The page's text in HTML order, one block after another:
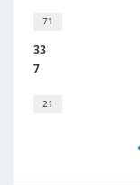
71
33
7
21